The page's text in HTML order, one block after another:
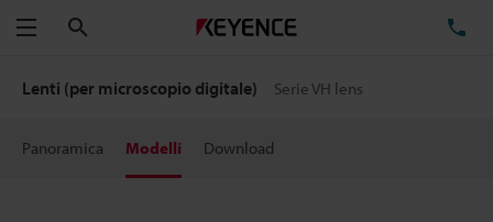
Menu
Lenti (per microscopio digitale) Serie VH lens
Panoramica Modelli Download